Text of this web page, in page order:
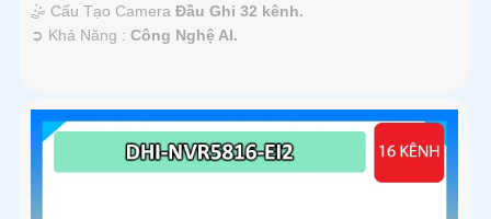
🤹 Cấu Tạo Camera Đầu Ghi 32 kênh.
️➲ Khả Năng : Công Nghệ AI.